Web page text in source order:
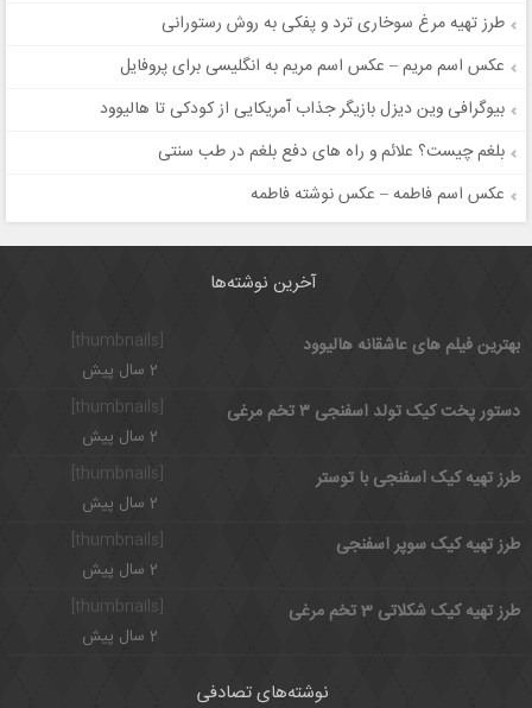
طرز تهیه مرغ سوخاری ترد و پفکی به روش رستورانی
عکس اسم مریم – عکس اسم مریم به انگلیسی برای پروفایل
بیوگرافی وین دیزل بازیگر جذاب آمریکایی از کودکی تا هالیوود
بلغم چیست؟ علائم و راه های دفع بلغم در طب سنتی
عکس اسم فاطمه – عکس نوشته فاطمه
آخرین نوشته‌ها
بهترین فیلم های عاشقانه هالیوود
2 سال پیش
[thumbnails]
دستور پخت کیک تولد اسفنجی ۳ تخم مرغی
2 سال پیش
طرز تهیه کیک اسفنجی با توستر
2 سال پیش
[thumbnails]
طرز تهیه کیک سوپر اسفنجی
2 سال پیش
طرز تهیه کیک شکلاتی 3 تخم مرغی
2 سال پیش
نوشته‌های تصادفی